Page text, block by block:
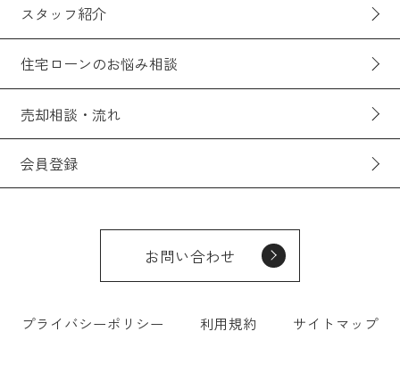
スタッフ紹介
住宅ローンのお悩み相談
売却相談・流れ
会員登録
お問い合わせ
プライバシーポリシー 利用規約 サイトマップ